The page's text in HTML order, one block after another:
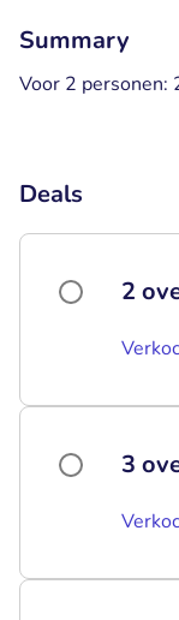
Summary
Voor 2 personen:
Deals
2
3